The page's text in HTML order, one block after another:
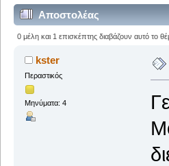
Αποστολέας
0 μέλη και 1 επισκέπτης διαβάζουν αυτό το
kster
Περαστικός
Μηνύματα: 4